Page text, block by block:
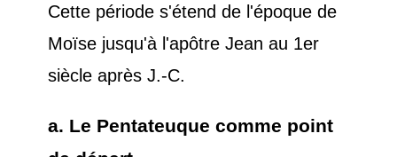
Cette période s'étend de l'époque de
Moïse jusqu'à l'apôtre Jean au 1er
siècle après J.-C.
a. Le Pentateuque comme point